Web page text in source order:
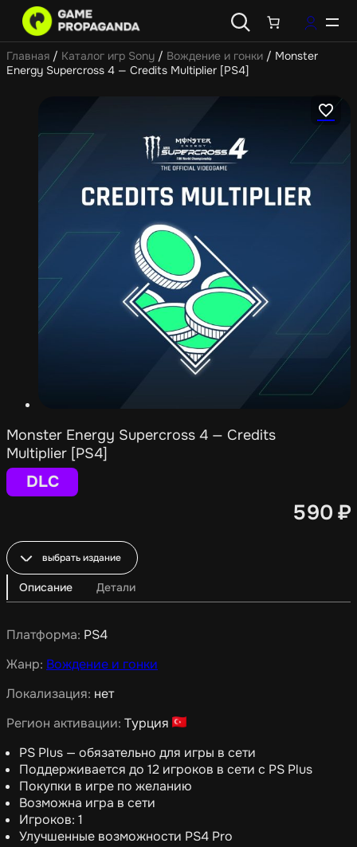
Главная / Каталог игр Sony / Вождение и гонки / Monster
Energy Supercross 4 — Credits Multiplier [PS4]
Monster Energy Supercross 4 — Credits
Multiplier [PS4]
DLC
590 ₽
выбрать издание
Описание Детали
Платформа: PS4
Жанр: Вождение и гонки
Локализация: нет
Регион активации: Турция
PS Plus — обязательно для игры в сети
Поддерживается до 12 игроков в сети с PS Plus
Покупки в игре по желанию
Возможна игра в сети
Игроков: 1
Улучшенные возможности PS4 Pro